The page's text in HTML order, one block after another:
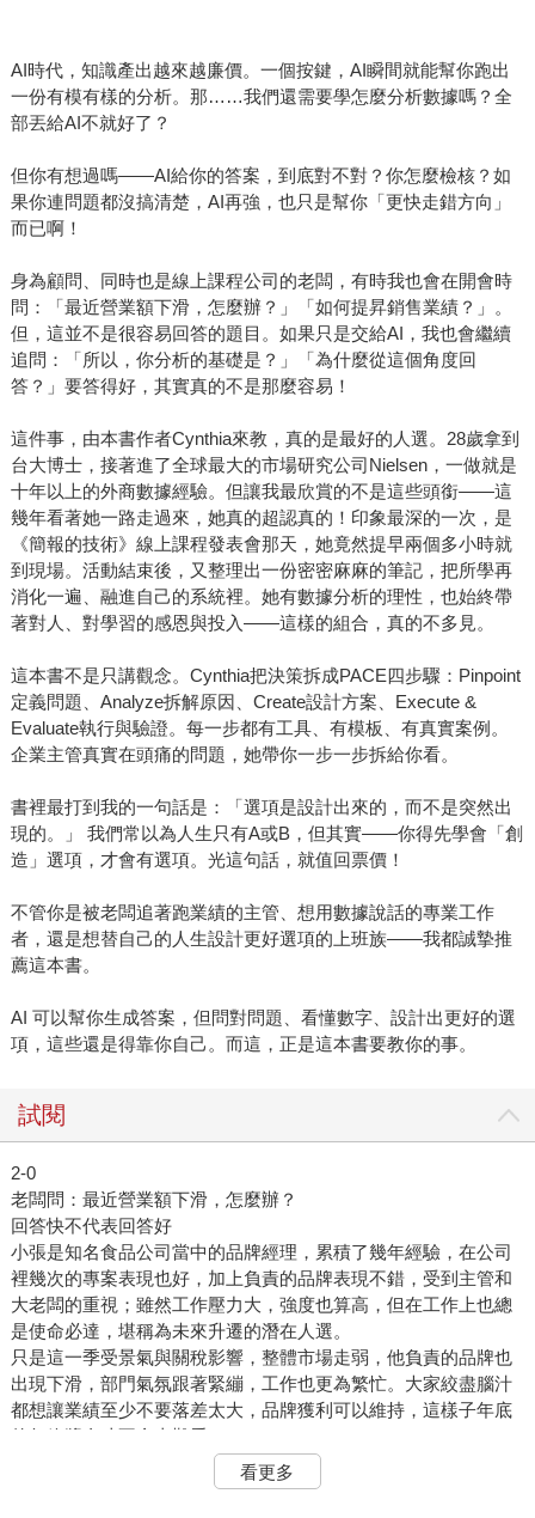
AI時代，知識產出越來越廉價。一個按鍵，AI瞬間就能幫你跑出
一份有模有樣的分析。那……我們還需要學怎麼分析數據嗎？全
部丟給AI不就好了？
但你有想過嗎――AI給你的答案，到底對不對？你怎麼檢核？如
果你連問題都沒搞清楚，AI再強，也只是幫你「更快走錯方向」
而已啊！
身為顧問、同時也是線上課程公司的老闆，有時我也會在開會時
問：「最近營業額下滑，怎麼辦？」「如何提昇銷售業績？」。
但，這並不是很容易回答的題目。如果只是交給AI，我也會繼續
追問：「所以，你分析的基礎是？」「為什麼從這個角度回
答？」要答得好，其實真的不是那麼容易！
這件事，由本書作者Cynthia來教，真的是最好的人選。28歲拿到
台大博士，接著進了全球最大的市場研究公司Nielsen，一做就是
十年以上的外商數據經驗。但讓我最欣賞的不是這些頭銜――這
幾年看著她一路走過來，她真的超認真的！印象最深的一次，是
《簡報的技術》線上課程發表會那天，她竟然提早兩個多小時就
到現場。活動結束後，又整理出一份密密麻麻的筆記，把所學再
消化一遍、融進自己的系統裡。她有數據分析的理性，也始終帶
著對人、對學習的感恩與投入――這樣的組合，真的不多見。
這本書不是只講觀念。Cynthia把決策拆成PACE四步驟：Pinpoint
定義問題、Analyze拆解原因、Create設計方案、Execute &
Evaluate執行與驗證。每一步都有工具、有模板、有真實案例。
企業主管真實在頭痛的問題，她帶你一步一步拆給你看。
書裡最打到我的一句話是：「選項是設計出來的，而不是突然出
現的。」 我們常以為人生只有A或B，但其實——你得先學會「創
造」選項，才會有選項。光這句話，就值回票價！
不管你是被老闆追著跑業績的主管、想用數據說話的專業工作
者，還是想替自己的人生設計更好選項的上班族——我都誠摯推
薦這本書。
AI 可以幫你生成答案，但問對問題、看懂數字、設計出更好的選
項，這些還是得靠你自己。而這，正是這本書要教你的事。
試閱
2-0
老闆問：最近營業額下滑，怎麼辦？
回答快不代表回答好
小張是知名食品公司當中的品牌經理，累積了幾年經驗，在公司
裡幾次的專案表現也好，加上負責的品牌表現不錯，受到主管和
大老闆的重視；雖然工作壓力大，強度也算高，但在工作上也總
是使命必達，堪稱為未來升遷的潛在人選。
只是這一季受景氣與關稅影響，整體市場走弱，他負責的品牌也
出現下滑，部門氣氛跟著緊繃，工作也更為繁忙。大家絞盡腦汁
都想讓業績至少不要落差太大，品牌獲利可以維持，這樣子年底
的年終獎金才不會太難看。
這天，主管外出，大老闆把他叫進辦公室，開門見山：「最近營
看更多